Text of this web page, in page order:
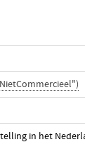
in het